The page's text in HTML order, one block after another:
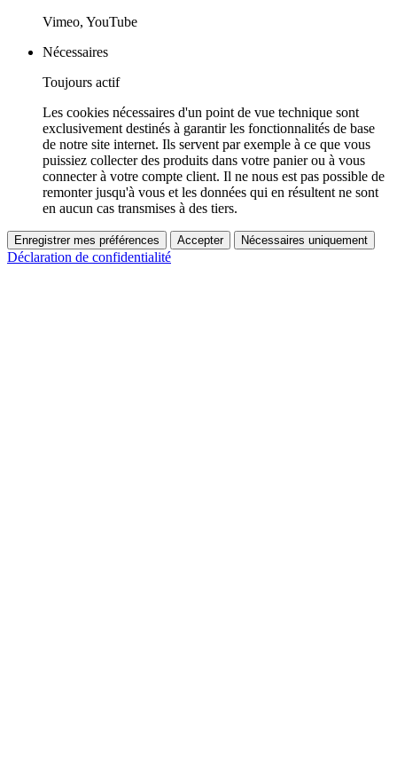
Vimeo, YouTube
Nécessaires
Toujours actif
Les cookies nécessaires d'un point de vue technique sont
exclusivement destinés à garantir les fonctionnalités de base
de notre site internet. Ils servent par exemple à ce que vous
puissiez collecter des produits dans votre panier ou à vous
connecter à votre compte client. Il ne nous est pas possible de
remonter jusqu'à vous et les données qui en résultent ne sont
en aucun cas transmises à des tiers.
Enregistrer mes préférences Accepter Nécessaires uniquement
Déclaration de confidentialité